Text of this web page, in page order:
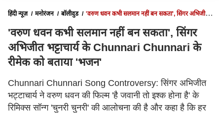
हिंदी न्यूज़ मनोरंजन बॉलीवुड
'वरुण धवन कभी सलमान नहीं बन सकता', सिंगर अभिजीत
'वरुण धवन कभी सलमान नहीं बन सकता', सिंगर
अभिजीत भट्टाचार्य के Chunnari Chunnari के
रीमेक को बताया 'भजन'
Chunnari Chunnari Song Controversy: सिंगर अभिजीत
भट्टाचार्य ने वरुण धवन की फिल्म 'है जवानी तो इश्क होना है' के
रिमिक्स सॉन्ग 'चुनरी चुनरी' की आलोचना की है और कहा है कि हर